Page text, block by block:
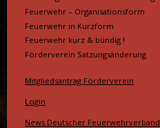
Feuerwehr – Organisationsform
Feuerwehr in Kurzform
Feuerwehr kurz & bündig !
Förderverein Satzungsänderung
Mitgliedsantrag Förderverein
Login
News Deutscher Feuerwehrverband